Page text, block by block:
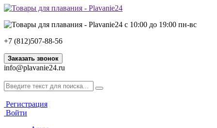
с 10:00 до 19:00 пн-вс
+7 (812)507-88-56
Заказать звонок
info@plavanie24.ru
Регистрация
Войти